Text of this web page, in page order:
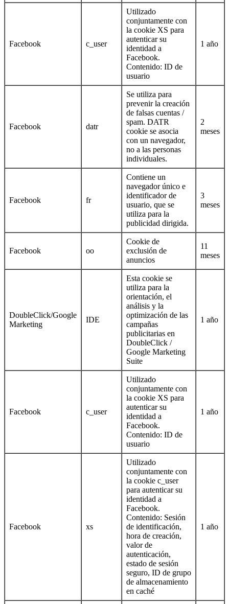
Facebook c_user
Utilizado
conjuntamente con
la cookie XS para
autenticar su
identidad a
Facebook.
Contenido: ID de
usuario
1 año
Facebook datr
Se utiliza para
prevenir la creación
de falsas cuentas /
spam. DATR
cookie se asocia
con un navegador,
no a las personas
individuales.
2
meses
Facebook fr
Contiene un
navegador único e
identificador de
usuario, que se
utiliza para la
publicidad dirigida.
3
meses
Facebook oo
Cookie de
exclusión de
anuncios
11
meses
DoubleClick/Google
Marketing
IDE
Esta cookie se
utiliza para la
orientación, el
análisis y la
optimización de las
campañas
publicitarias en
DoubleClick /
Google Marketing
Suite
1 año
Facebook c_user
Utilizado
conjuntamente con
la cookie XS para
autenticar su
identidad a
Facebook.
Contenido: ID de
usuario
1 año
Facebook xs
Utilizado
conjuntamente con
la cookie c_user
para autenticar su
identidad a
Facebook.
Contenido: Sesión
de identificación,
hora de creación,
valor de
autenticación,
estado de sesión
seguro, ID de grupo
de almacenamiento
en caché
1 año